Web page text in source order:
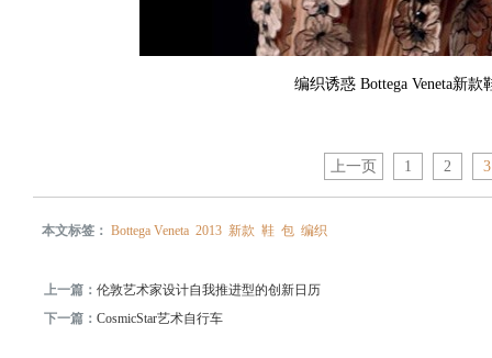
编织诱惑 Bottega Veneta新款
上一页 1 2 3
本文标签：Bottega Veneta 2013 新款 鞋 包 编织
上一篇：伦敦艺术家设计自我推进型的创新日历
下一篇：CosmicStar艺术自行车